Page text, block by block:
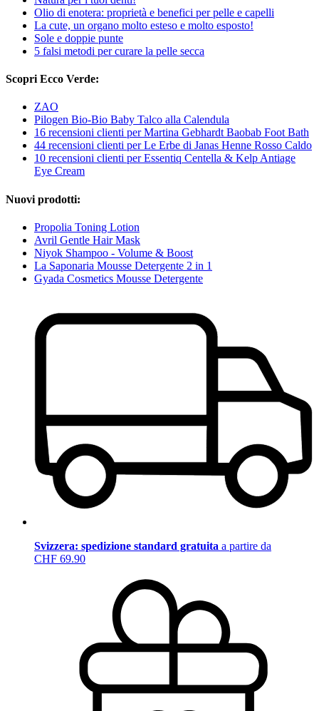
Olio di enotera: proprietà e benefici per pelle e capelli
La cute, un organo molto esteso e molto esposto!
Sole e doppie punte
5 falsi metodi per curare la pelle secca
Scopri Ecco Verde:
ZAO
Pilogen Bio-Bio Baby Talco alla Calendula
16 recensioni clienti per Martina Gebhardt Baobab Foot Bath
44 recensioni clienti per Le Erbe di Janas Henne Rosso Caldo
10 recensioni clienti per Essentiq Centella & Kelp Antiage
Eye Cream
Nuovi prodotti:
Propolia Toning Lotion
Avril Gentle Hair Mask
Niyok Shampoo - Volume & Boost
La Saponaria Mousse Detergente 2 in 1
Gyada Cosmetics Mousse Detergente
Svizzera: spedizione standard gratuita a partire da
CHF 69.90